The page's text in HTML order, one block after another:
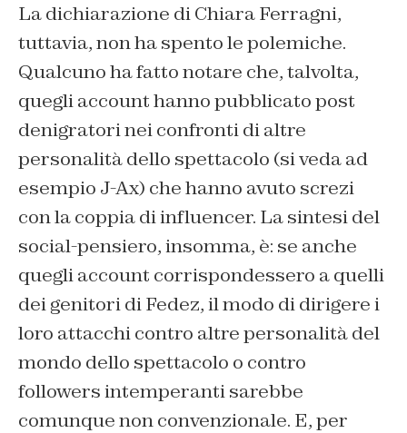
La dichiarazione di Chiara Ferragni,
tuttavia, non ha spento le polemiche.
Qualcuno ha fatto notare che, talvolta,
quegli account hanno pubblicato post
denigratori nei confronti di altre
personalità dello spettacolo (si veda ad
esempio J-Ax) che hanno avuto screzi
con la coppia di influencer. La sintesi del
social-pensiero, insomma, è: se anche
quegli account corrispondessero a quelli
dei genitori di Fedez, il modo di dirigere i
loro attacchi contro altre personalità del
mondo dello spettacolo o contro
followers intemperanti sarebbe
comunque non convenzionale. E, per